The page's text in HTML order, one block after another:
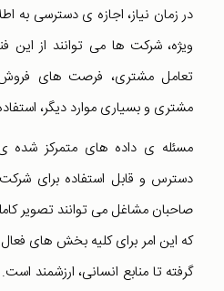
در زمان نیاز، اجازه ی دسترسی به
ویژه، شرکت ها می توانند از این
تعامل مشتری، فرصت های
مشتری و بسیاری موارد دیگر،
مسئله ی داده های متمرکز شده
دسترس و قابل استفاده برای
صاحبان مشاغل می توانند تصویر
که این امر برای کلیه بخش های
گرفته تا منابع انسانی، ارزشمند